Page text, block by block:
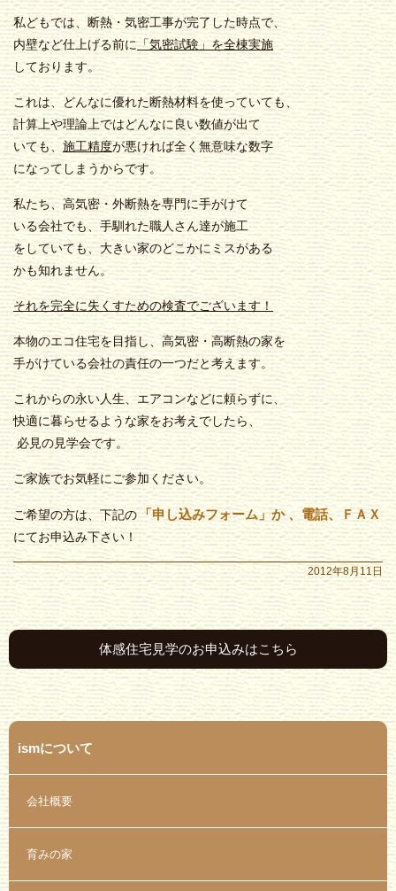
私どもでは、断熱・気密工事が完了した時点で、
内壁など仕上げる前に「気密試験」を全棟実施
しております。
これは、どんなに優れた断熱材料を使っていても、
計算上や理論上ではどんなに良い数値が出て
いても、施工精度が悪ければ全く無意味な数字
になってしまうからです。
私たち、高気密・外断熱を専門に手がけて
いる会社でも、手馴れた職人さん達が施工
をしていても、大きい家のどこかにミスがある
かも知れません。
それを完全に失くすための検査でございます！
本物のエコ住宅を目指し、高気密・高断熱の家を
手がけている会社の責任の一つだと考えます。
これからの永い人生、エアコンなどに頼らずに、
快適に暮らせるような家をお考えでしたら、
必見の見学会です。
ご家族でお気軽にご参加ください。
ご希望の方は、下記の「申し込みフォーム」か 、電話、ＦＡＸ
にてお申込み下さい！
2012年8月11日
体感住宅見学のお申込みはこちら
ismについて
会社概要
育みの家